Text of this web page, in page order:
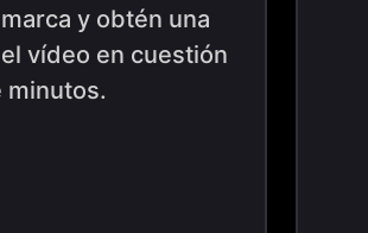
y obtén una
vídeo en cuestión
minutos.